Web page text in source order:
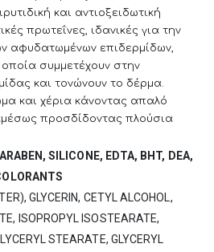
και αντιοξειδωτική
πρωτεΐνες, ιδανικές για την
αφυδατωμένων επιδερμίδων,
συμμετέχουν στην
και τονώνουν το δέρμα.
και χέρια κάνοντας απαλό
προσδίδοντας πλούσια
SILICONE, EDTA, BHT, DEA,
GLYCERIN, CETYL ALCOHOL,
ISOPROPYL ISOSTEARATE,
STEARATE, GLYCERYL